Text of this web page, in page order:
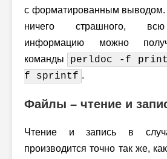
с форматированным выводом.
ничего страшного,
информацию можно
команды
perldoc -f
f sprintf .
Файлы – чтение и
Чтение и запись в
производится точно так же,